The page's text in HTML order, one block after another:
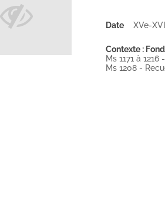
Date XVe-
Contexte :
Ms 1171 à
Ms 1208 -